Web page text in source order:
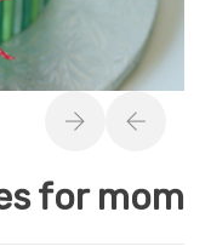
for mom